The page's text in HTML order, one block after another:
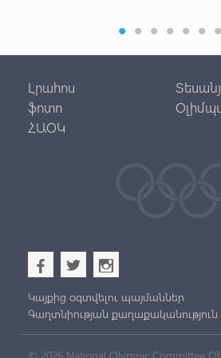
Լրահոս
ֆոտո
ՀԱՕԿ
b a x
Կայքից օգտվելու պայմաններ
Գաղտնիության քաղաքականություն